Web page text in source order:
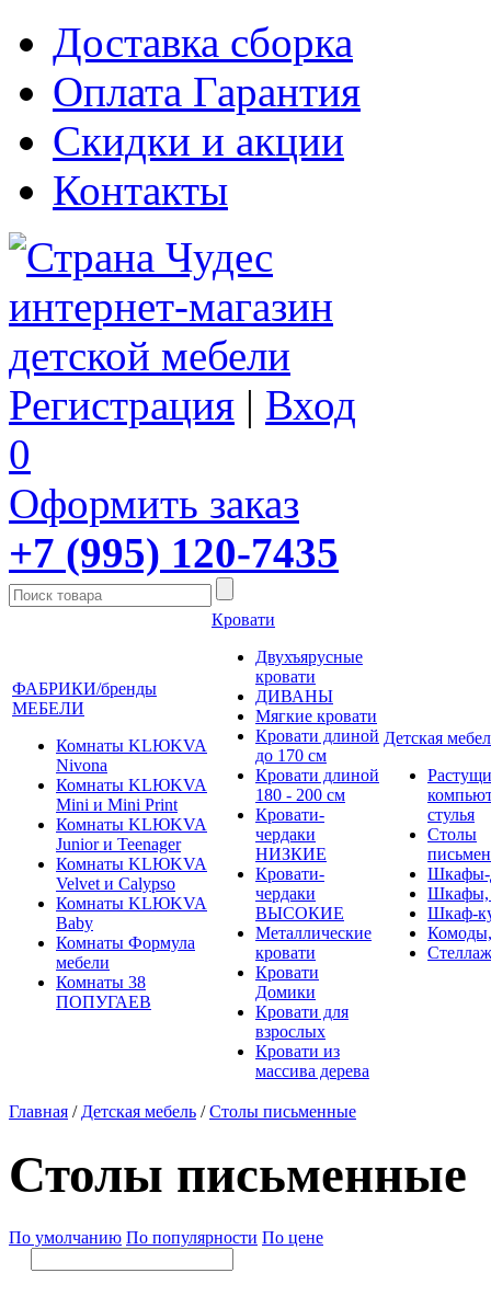
Доставка сборка
Оплата Гарантия
Скидки и акции
Контакты
Регистрация | Вход
0
Оформить заказ
+7 (995) 120-7435
ФАБРИКИ/бренды
МЕБЕЛИ
Комнаты KLЮKVA
Nivona
Комнаты KLЮKVA
Mini и Mini Print
Комнаты KLЮKVA
Junior и Teenager
Комнаты KLЮKVA
Velvet и Calypso
Комнаты KLЮKVA
Baby
Комнаты Формула
мебели
Комнаты 38
ПОПУГАЕВ
Кровати
Двухъярусные
кровати
ДИВАНЫ
Мягкие кровати
Кровати длиной
до 170 см
Кровати длиной
180 - 200 см
Кровати-
чердаки
НИЗКИЕ
Кровати-
чердаки
ВЫСОКИЕ
Металлические
кровати
Кровати
Домики
Кровати для
взрослых
Кровати из
массива дерева
Детская
стулья
Столы
Шкафы-
Шкафы,
Шкаф-
Главная / Детская мебель /Столы письменные
Столы письменные
По умолчанию По популярности По цене